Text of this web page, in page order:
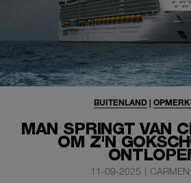
MAN SPRINGT VAN
OM Z'N
BUITENLAND|
11-09-2025 |